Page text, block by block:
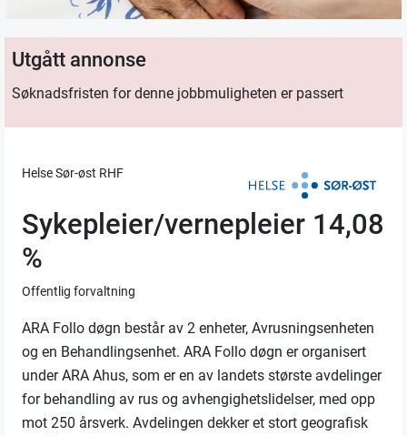
Utgått annonse
Søknadsfristen for denne jobbmuligheten er passert
Helse Sør-øst RHF
Sykepleier/vernepleier 14,08
%
Offentlig forvaltning
ARA Follo døgn består av 2 enheter, Avrusningsenheten
og en Behandlingsenhet. ARA Follo døgn er organisert
under ARA Ahus, som er en av landets største avdelinger
for behandling av rus og avhengighetslidelser, med opp
mot 250 årsverk. Avdelingen dekker et stort geografisk